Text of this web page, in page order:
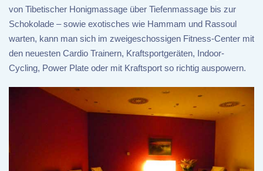
von Tibetischer Honigmassage über Tiefenmassage bis zur
Schokolade – sowie exotisches wie Hammam und Rassoul
warten, kann man sich im zweigeschossigen Fitness-Center mit
den neuesten Cardio Trainern, Kraftsportgeräten, Indoor-
Cycling, Power Plate oder mit Kraftsport so richtig auspowern.